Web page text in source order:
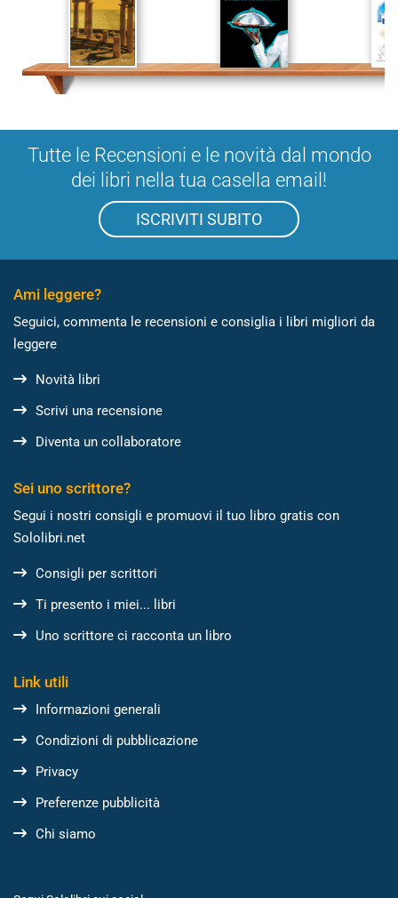
Tutte le Recensioni e le novità dal mondo
dei libri nella tua casella email!
ISCRIVITI SUBITO
Ami leggere?
Seguici, commenta le recensioni e consiglia i libri migliori da
leggere
Novità libri
Scrivi una recensione
Diventa un collaboratore
Sei uno scrittore?
Segui i nostri consigli e promuovi il tuo libro gratis con
Sololibri.net
Consigli per scrittori
Ti presento i miei... libri
Uno scrittore ci racconta un libro
Link utili
Informazioni generali
Condizioni di pubblicazione
Privacy
Preferenze pubblicità
Chi siamo